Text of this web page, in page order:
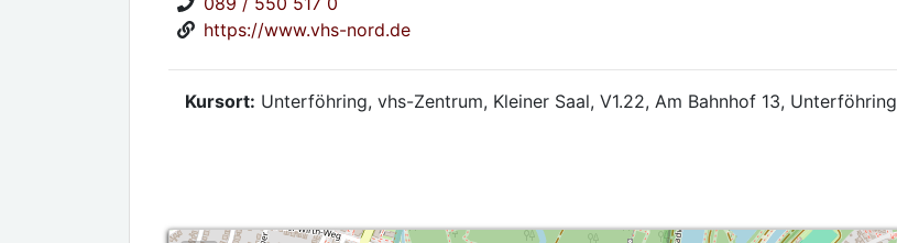
https://www.vhs-nord.de
Kursort: Unterföhring, vhs-Zentrum, Kleiner Saal, V1.22, Am Bahnhof 13, Unterföhring